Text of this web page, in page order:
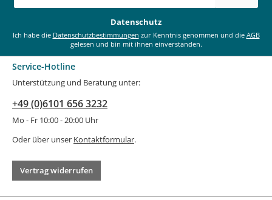
Datenschutz
Ich habe die Datenschutzbestimmungen zur Kenntnis genommen und die AGB
gelesen und bin mit ihnen einverstanden.
Service-Hotline
Unterstützung und Beratung unter:
+49 (0)6101 656 3232
Mo - Fr 10:00 - 20:00 Uhr
Oder über unser Kontaktformular.
Vertrag widerrufen